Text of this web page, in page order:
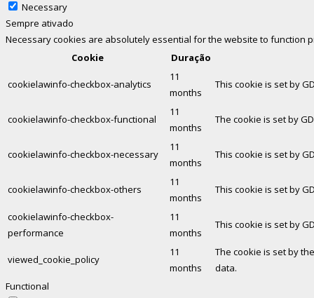
Necessary
Sempre ativado
Necessary cookies are absolutely essential for the website to
Cookie
Duração
cookielawinfo-checkbox-analytics
11
months
This cookie is set by
cookielawinfo-checkbox-functional
11
months
The cookie is set by
cookielawinfo-checkbox-necessary
11
months
This cookie is set by
cookielawinfo-checkbox-others
11
months
This cookie is set by
cookielawinfo-checkbox-
performance
11
months
This cookie is set by
viewed_cookie_policy
11
months
The cookie is set by
data.
Functional